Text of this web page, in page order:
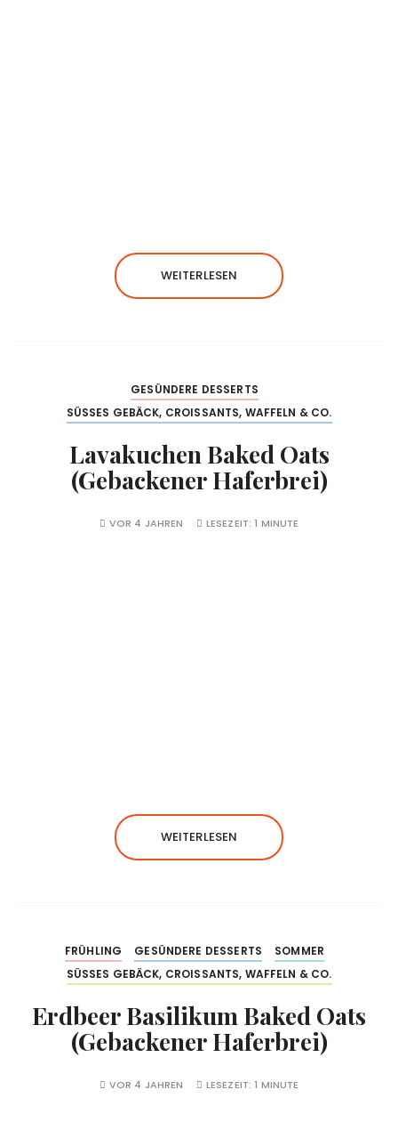
WEITERLESEN
GESÜNDERE DESSERTS
SÜSSES GEBÄCK, CROISSANTS, WAFFELN & CO.
Lavakuchen Baked Oats
(Gebackener Haferbrei)
VOR 4 JAHREN LESEZEIT:1 MINUTE
WEITERLESEN
FRÜHLING GESÜNDERE DESSERTS
SOMMER
SÜSSES GEBÄCK, CROISSANTS, WAFFELN & CO.
Erdbeer Basilikum Baked Oats
(Gebackener Haferbrei)
VOR 4 JAHREN LESEZEIT:1 MINUTE